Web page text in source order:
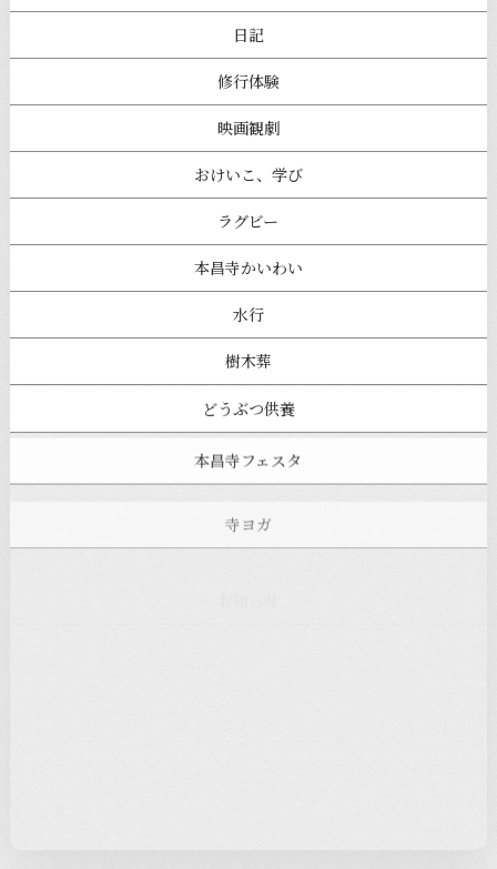
日記
修行体験
映画観劇
おけいこ、学び
ラグビー
本昌寺かいわい
水行
樹木葬
どうぶつ供養
本昌寺フェスタ
お知らせ
きのえねまるしぇ